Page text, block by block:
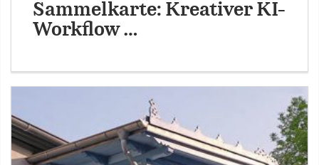
Sammelkarte: Kreativer KI-
Workflow …